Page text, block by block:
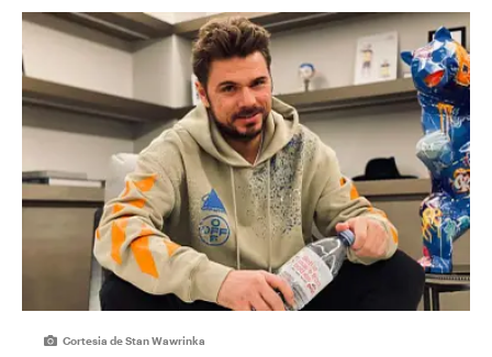
Cortesia de Stan Wawrinka